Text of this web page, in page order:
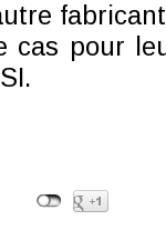
cas pour